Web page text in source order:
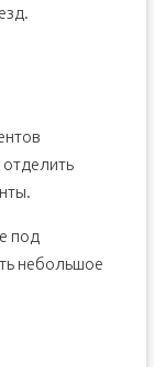
под
небольшое